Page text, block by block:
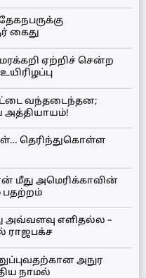
கைது
ஏற்றிச் சென்ற
வந்தடைந்தன;
அத்தியாயம்!
தெரிந்துகொள்ள
மீது அமெரிக்காவின்
பதற்றம்
எளிதல்ல –
ராஜபக்ச
அநுர
நாமல்